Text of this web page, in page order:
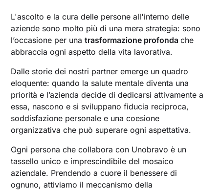
L'ascolto e la cura delle persone all'interno delle
aziende sono molto più di una mera strategia: sono
l’occasione per unatrasformazione profondache
abbraccia ogni aspetto della vita lavorativa.
Dalle storie dei nostri partner emerge un quadro
eloquente: quando la salute mentale diventa una
priorità e l’azienda decide di dedicarsi attivamente a
essa, nascono e si sviluppano fiducia reciproca,
soddisfazione personale e una coesione
organizzativa che può superare ogni aspettativa.
Ogni persona che collabora con Unobravo è un
tassello unico e imprescindibile del mosaico
aziendale. Prendendo a cuore il benessere di
ognuno, attiviamo il meccanismo della